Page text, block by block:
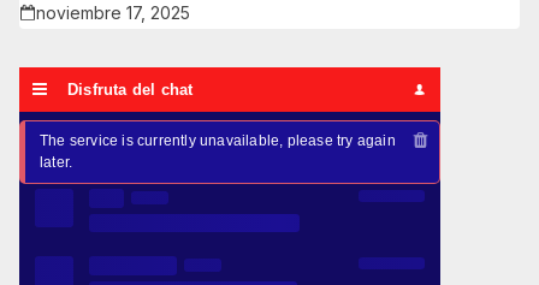
noviembre 17, 2025